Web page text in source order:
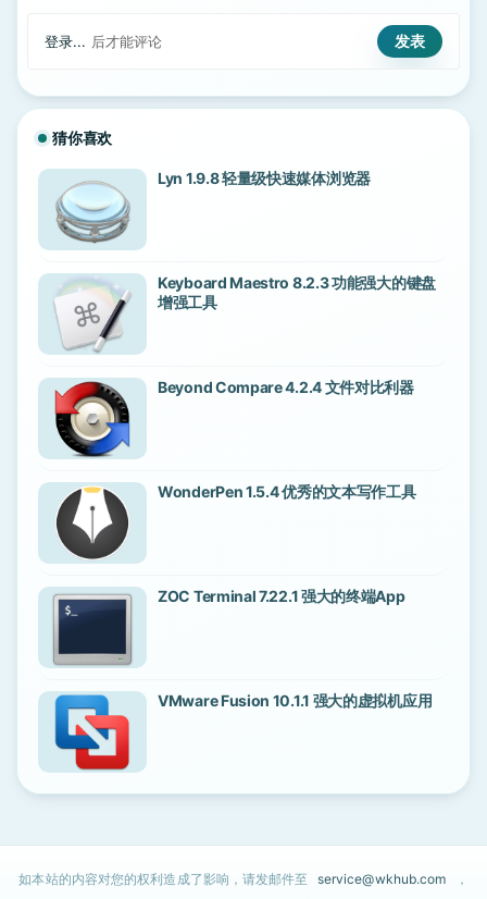
登录... 后才能评论
猜你喜欢
Lyn 1.9.8 轻量级快速媒体浏览器
Keyboard Maestro 8.2.3 功能强大的键盘
增强工具
Beyond Compare 4.2.4 文件对比利器
WonderPen 1.5.4 优秀的文本写作工具
ZOC Terminal 7.22.1 强大的终端App
VMware Fusion 10.1.1 强大的虚拟机应用
如本站的内容对您的权利造成了影响，请发邮件至 service@wkhub.com
，